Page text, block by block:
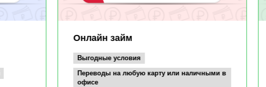
Онлайн займ
Выгодные условия
Переводы на любую карту или наличными в
офисе